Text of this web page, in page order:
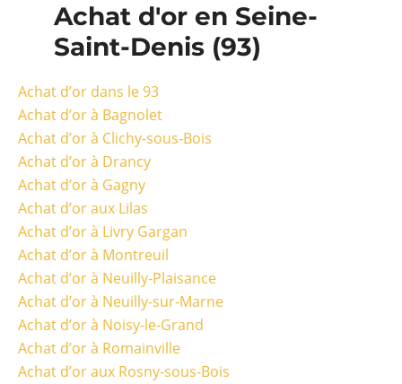
Achat d'or en Seine-
Saint-Denis (93)
Achat d’or dans le 93
Achat d’or à Bagnolet
Achat d’or à Clichy-sous-Bois
Achat d’or à Drancy
Achat d’or à Gagny
Achat d’or aux Lilas
Achat d’or à Livry Gargan
Achat d’or à Montreuil
Achat d’or à Neuilly-Plaisance
Achat d’or à Neuilly-sur-Marne
Achat d’or à Noisy-le-Grand
Achat d’or à Romainville
Achat d’or aux Rosny-sous-Bois